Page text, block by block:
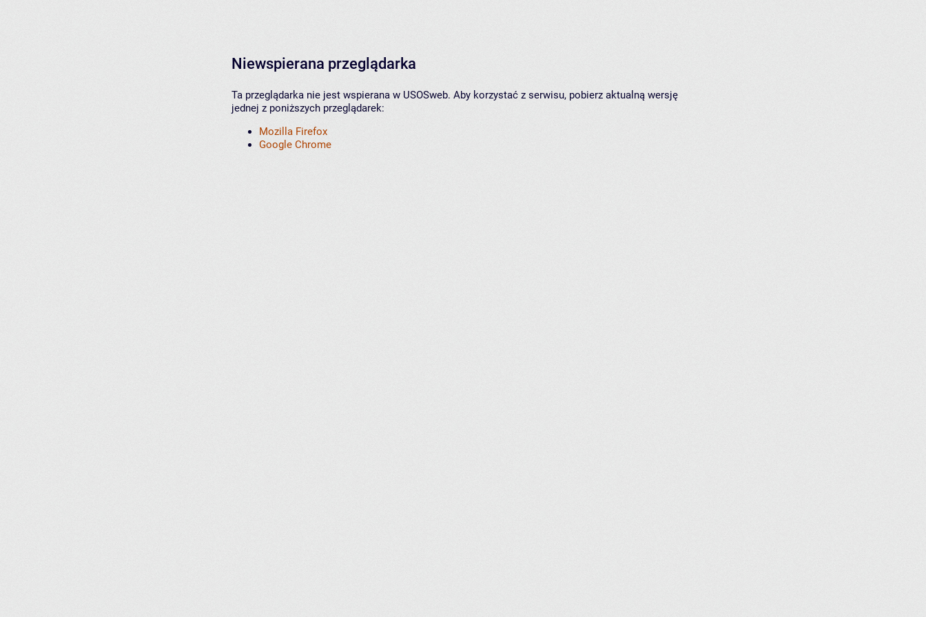
Niewspierana przeglądarka
Ta przeglądarka nie jest wspierana w USOSweb. Aby korzystać z serwisu, pobierz aktualną wersję
jednej z poniższych przeglądarek:
Mozilla Firefox
Google Chrome